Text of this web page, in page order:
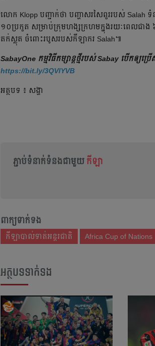
លោក Klopp បញ្ជាក់ថា បញ្ហាសរសៃពួររបស់ Salah ទំ
១០ប្រកួត សម្រាប់ក្រុមហង្សក្រហមក្នុងរយៈពេលជាង
តក់ស្លុត ចំពោះរបូសរបស់កីឡាករ Salah៕
SabayOne កម្មវិធីកម្សាន្តថ្មីរបស់ Sabay បើកឲ្យ
https://bit.ly/3QVlYVB
អត្ថបទ ៖ សង្ហា
ភ្ជាប់ទំនាក់ទំនងជាមួយ កីឡា
ពាក្យទាក់ទង
កីឡាបាល់ទាត់អន្តរជាតិ Africa Cup of Nations
អត្ថបទទាក់ទង